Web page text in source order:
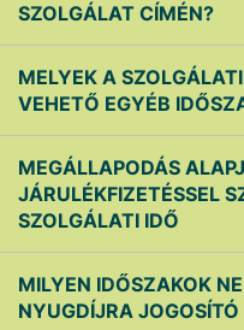
SZOLGÁLAT CÍMÉN?
MELYEK A
VEHETŐ EGYÉB
MEGÁLLAPODÁS
JÁRULÉKFIZETÉSSEL
SZOLGÁLATI IDŐ
MILYEN IDŐSZAKOK
NYUGDÍJRA